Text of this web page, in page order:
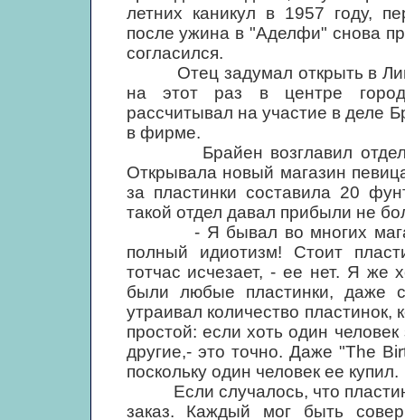
летних каникул в 1957 году,
после ужина в "Аделфи" снова
согласился.
Отец задумал открыть в
на этот раз в центре
рассчитывал на участие в деле
в фирме.
Брайен возглавил отдел
Открывала новый магазин
за пластинки составила 20
такой отдел давал прибыли не
- Я бывал во многих
полный идиотизм! Стоит
тотчас исчезает, - ее нет. Я же
были любые пластинки, даже
утраивал количество
простой: если хоть один человек
другие,- это точно. Даже "The
поскольку один человек ее купил.
Если случалось, что
заказ. Каждый мог быть